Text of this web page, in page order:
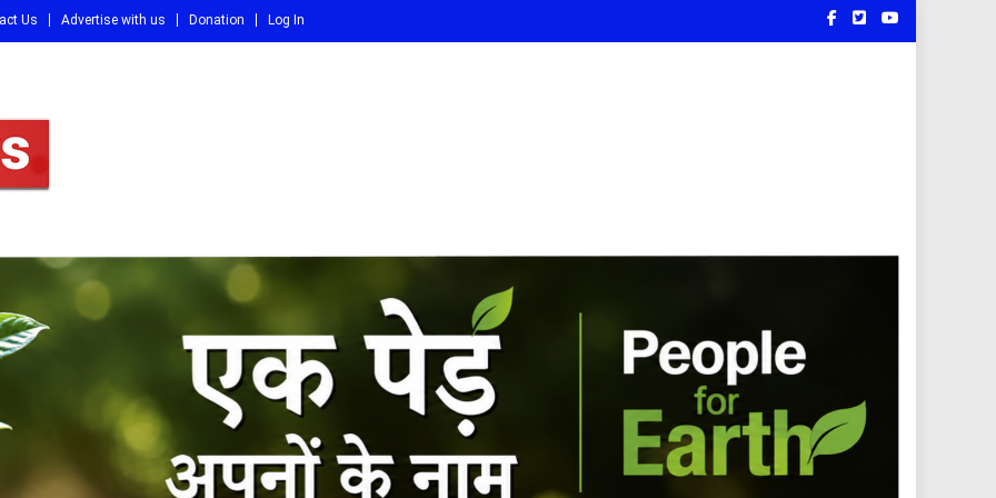
Us Advertise with us Donation Log In